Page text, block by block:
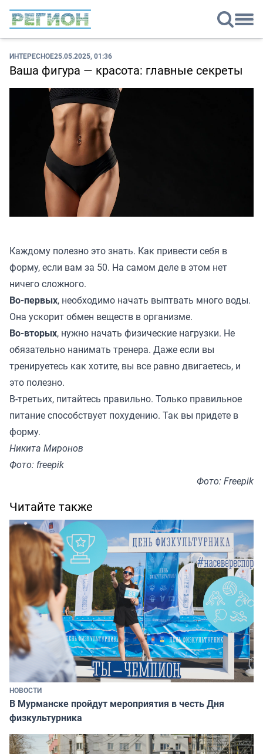
ИНТЕРЕСНОЕ25.05.2025, 01:36
Ваша фигура — красота: главные секреты
Каждому полезно это знать. Как привести себя в
форму, если вам за 50. На самом деле в этом нет
ничего сложного.
Во-первых, необходимо начать выптвать много воды.
Она ускорит обмен веществ в организме.
Во-вторых, нужно начать физические нагрузки. Не
обязательно нанимать тренера. Даже если вы
тренируетесь как хотите, вы все равно двигаетесь, и
это полезно.
В-третьих, питайтесь правильно. Только правильное
питание способствует похудению. Так вы придете в
форму.
Никита Миронов
Фото: freepik
Фото: Freepik
Читайте также
НОВОСТИ
В Мурманске пройдут мероприятия в честь Дня
физкультурника